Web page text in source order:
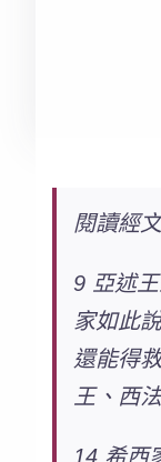
閱讀經
9 亞述
家如此
還能得
王、西
14 希西